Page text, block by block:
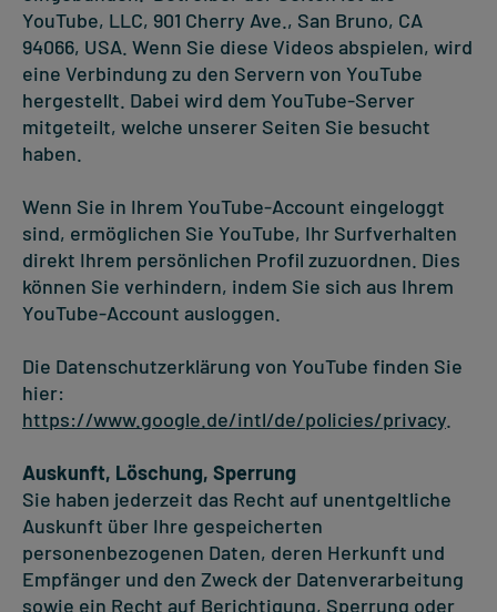
YouTube, LLC, 901 Cherry Ave., San Bruno, CA
94066, USA. Wenn Sie diese Videos abspielen, wird
eine Verbindung zu den Servern von YouTube
hergestellt. Dabei wird dem YouTube-Server
mitgeteilt, welche unserer Seiten Sie besucht
haben.
Wenn Sie in Ihrem YouTube-Account eingeloggt
sind, ermöglichen Sie YouTube, Ihr Surfverhalten
direkt Ihrem persönlichen Profil zuzuordnen. Dies
können Sie verhindern, indem Sie sich aus Ihrem
YouTube-Account ausloggen.
Die Datenschutzerklärung von YouTube finden Sie
hier:
https://www.google.de/intl/de/policies/privacy
Auskunft, Löschung, Sperrung
Sie haben jederzeit das Recht auf unentgeltliche
Auskunft über Ihre gespeicherten
personenbezogenen Daten, deren Herkunft und
Empfänger und den Zweck der Datenverarbeitung
sowie ein Recht auf Berichtigung, Sperrung oder